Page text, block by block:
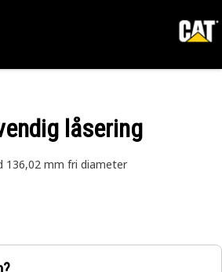
låsering
136,02 mm fri diameter